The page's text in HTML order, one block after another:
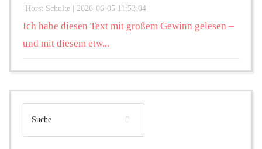
Horst Schulte | 2026-06-05 11:53:04
Ich habe diesen Text mit großem Gewinn gelesen –
und mit diesem etw...